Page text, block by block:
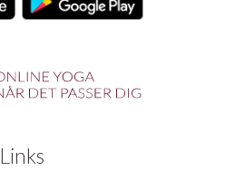
Links